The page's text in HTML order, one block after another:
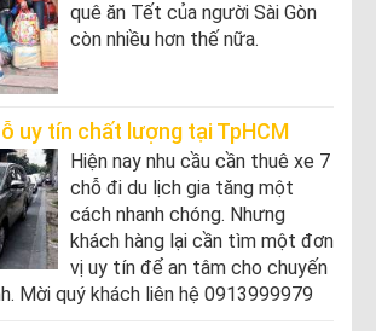
quê ăn Tết của người Sài Gòn
còn nhiều hơn thế nữa.
uy tín chất lượng tại TpHCM
Hiện nay nhu cầu cần thuê xe 7
chỗ đi du lịch gia tăng một
cách nhanh chóng. Nhưng
khách hàng lại cần tìm một đơn
vị uy tín để an tâm cho chuyến
Mời quý khách liên hệ 0913999979